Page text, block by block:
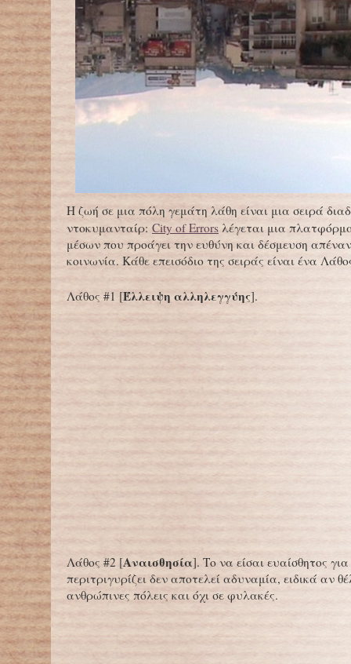
Η ζωή σε μια πόλη γεμάτη λάθη είναι μια σειρά
ντοκυμανταίρ: City of Errors λέγεται μια
μέσων που προάγει την ευθύνη και δέσμευση
κοινωνία. Κάθε επεισόδιο της σειράς είναι ένα
Λάθος #1 [Έλλειψη αλληλεγγύης].
Λάθος #2 [Αναισθησία]. Tο να είσαι ευαίσθητος για
περιτριγυρίζει δεν αποτελεί αδυναμία, ειδικά αν
ανθρώπινες πόλεις και όχι σε φυλακές.